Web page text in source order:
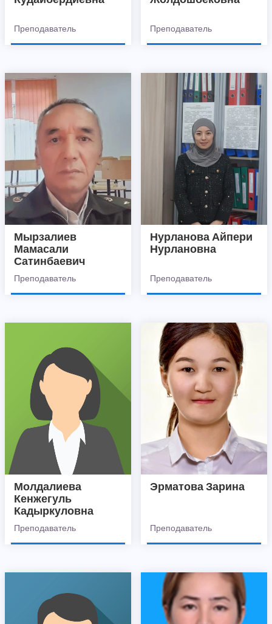
Преподаватель Преподаватель
Мырзалиев
Мамасали
Сатинбаевич
Преподаватель
Нурланова Айпери
Нурлановна
Преподаватель
Молдалиева
Кенжегуль
Кадыркуловна
Преподаватель
Эрматова Зарина
Преподаватель